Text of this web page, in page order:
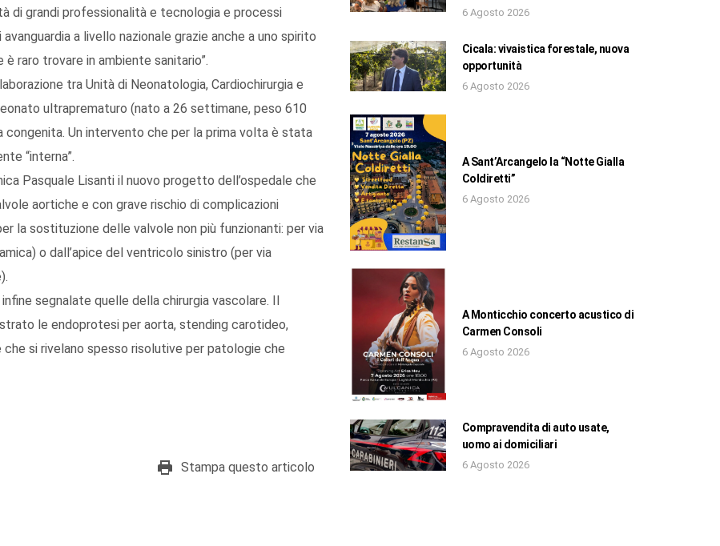
di grandi professionalità e tecnologia e processi
a livello nazionale grazie anche a uno spirito
raro trovare in ambiente sanitario”.
tra Unità di Neonatologia, Cardiochirurgia e
ultraprematuro (nato a 26 settimane, peso 610
congenita. Un intervento che per la prima volta è stata
“interna”.
Pasquale Lisanti il nuovo progetto dell’ospedale che
aortiche e con grave rischio di complicazioni
la sostituzione delle valvole non più funzionanti: per via
o dall’apice del ventricolo sinistro (per via
segnalate quelle della chirurgia vascolare. Il
le endoprotesi per aorta, stending carotideo,
si rivelano spesso risolutive per patologie che
Stampa questo articolo
6 Agosto 2026
Cicala: vivaistica forestale, nuova
opportunità
6 Agosto 2026
A Sant’Arcangelo la “Notte Gialla
Coldiretti”
6 Agosto 2026
A Monticchio concerto acustico di
Carmen Consoli
6 Agosto 2026
Compravendita di auto usate,
uomo ai domiciliari
6 Agosto 2026